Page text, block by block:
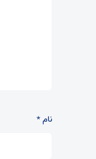
نام*